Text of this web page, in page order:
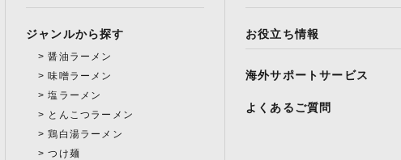
ジャンルから探す
醤油ラーメン
味噌ラーメン
塩ラーメン
とんこつラーメン
鶏白湯ラーメン
つけ麺
お役立ち情報
海外サポートサービス
よくあるご質問